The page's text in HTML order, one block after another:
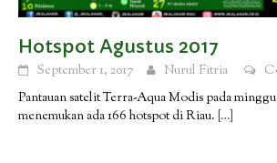
Hotspot Agustus 2017
September 1, 2017 Nurul Fitria
Pantauan satelit Terra-Aqua Modis pada minggu
menemukan ada 166 hotspot di Riau. […]